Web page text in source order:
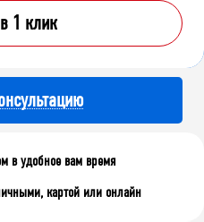
1 клик
в удобное вам время
картой или онлайн